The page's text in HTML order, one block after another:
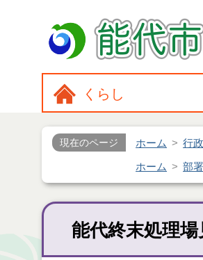
くらし
現在のページ ホーム 行
ホーム 部
能代終末処理